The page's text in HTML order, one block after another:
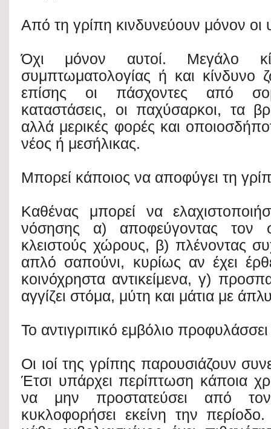
Από τη γρίπη κινδυνεύουν μόνον οι
Όχι μόνον αυτοί. Μεγάλο
συμπτωματολογίας ή και κίνδυνο
επίσης οι πάσχοντες από
καταστάσεις, οι παχύσαρκοι, τα
αλλά μερικές φορές και
νέος ή μεσήλικας.
Μπορεί κάποιος να αποφύγει τη
Καθένας μπορεί να
νόσησης α) αποφεύγοντας τον
κλειστούς χώρους, β) πλένοντας
απλό σαπούνι, κυρίως αν έχει
κοινόχρηστα αντικείμενα, γ)
αγγίζει στόμα, μύτη και μάτια με
Το αντιγριπικό εμβόλιο
Οι ιοί της γρίπης παρουσιάζουν
Έτσι υπάρχει περίπτωση κάποια
να μην προστατεύσει από
κυκλοφορήσει εκείνη την